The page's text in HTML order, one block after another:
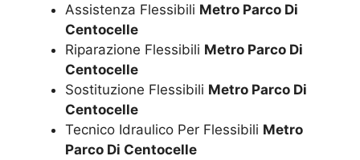
Assistenza Flessibili Metro Parco Di
Centocelle
Riparazione Flessibili Metro Parco Di
Centocelle
Sostituzione Flessibili Metro Parco Di
Centocelle
Tecnico Idraulico Per Flessibili Metro
Parco Di Centocelle